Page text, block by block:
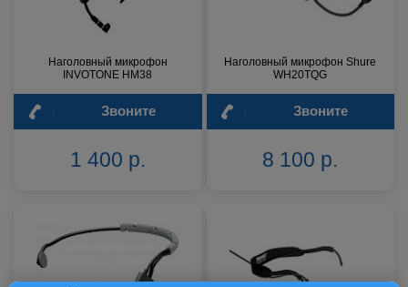
Наголовный микрофон
INVOTONE HM38
Звоните
1 400 р.
Наголовный микрофон Shure
WH20TQG
Звоните
8 100 р.